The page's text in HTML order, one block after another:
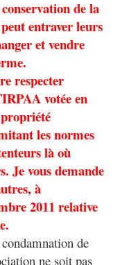
de la
entraver leurs
et vendre
respecter
votée en
les normes
là où
Je vous demande
à
2011 relative
de
ne soit pas